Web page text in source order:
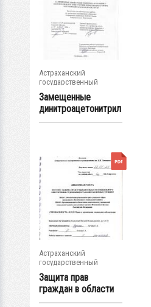
Астраханский
государственный
университет
Замещенные
динитроацетонитрил
а в реакции с...
Астраханский
государственный
университет
Защита прав
граждан в области
социального...